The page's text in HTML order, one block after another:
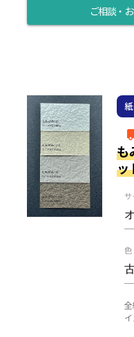
ご相談・
も
ッ
色